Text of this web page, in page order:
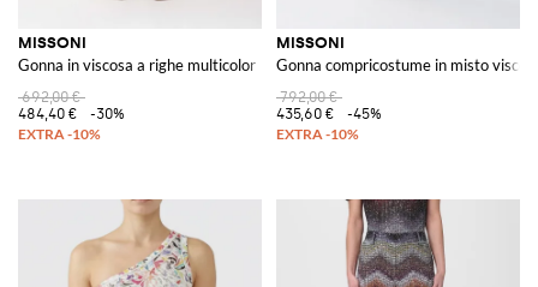
MISSONI
Gonna in viscosa a righe multicolor
692,00 €
484,40 €
-30%
MISSONI
Gonna compricostume in misto
792,00 €
435,60 €
-45%